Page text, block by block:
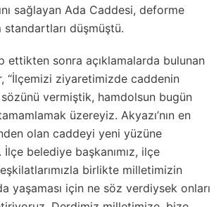
sağlayan Ada Caddesi, deforme
standartları düşmüştü.
ettikten sonra açıklamalarda bulunan
“İlçemizi ziyaretimizde caddenin
vermiştik, hamdolsun bugün
tamamlamak üzereyiz. Akyazı’nın en
olan caddeyi yeni yüzüne
belediye başkanımız, ilçe
birlikte milletimizin
yaşaması için ne söz verdiysek onları